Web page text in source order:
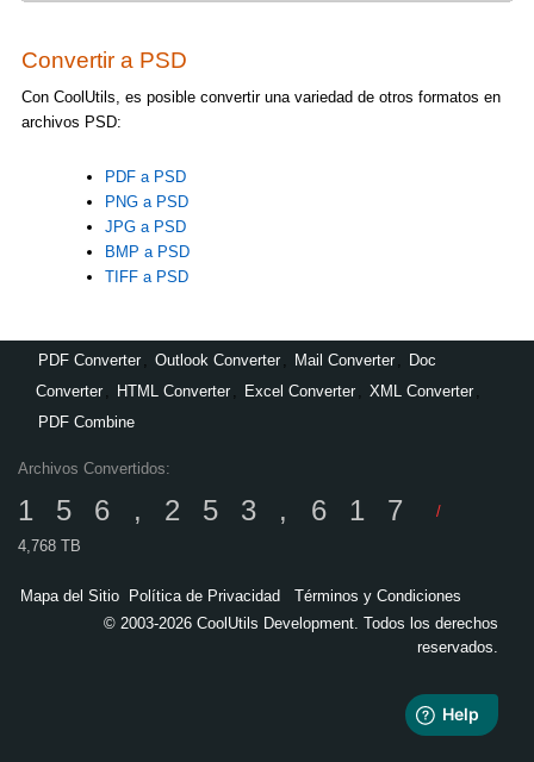
Convertir a PSD
Con CoolUtils, es posible convertir una variedad de otros formatos en
archivos PSD:
PDF a PSD
PNG a PSD
JPG a PSD
BMP a PSD
TIFF a PSD
PDF Converter , Outlook Converter , Mail Converter ,
Doc
Converter , HTML Converter , Excel Converter , XML Converter ,
PDF Combine
Archivos Convertidos:
156,253,617
/
4,768 TB
Mapa del Sitio Política de Privacidad
Términos y Condiciones
© 2003-2026 CoolUtils Development. Todos los derechos
reservados.